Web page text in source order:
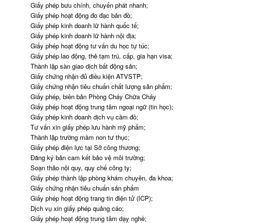
Giấy phép bưu chính, chuyển phát nhanh;
Giấy phép hoạt động đo đạc bản đồ;
Giấy phép kinh doanh lữ hành quốc tế;
Giấy phép kinh doanh lữ hành nội địa;
Giấy phép hoạt động tư vấn du học tự túc;
Giấy phép lao động, thẻ tạm trú, cấp, gia hạn visa;
Thành lập sàn giao dịch bất động sản;
Giấy chứng nhận đủ điều kiện ATVSTP;
Giấy chứng nhận tiêu chuẩn chất lượng sản phẩm;
Giấy phép, biên bản Phòng Cháy Chữa Cháy
Giấy phép hoạt động trung tâm ngoại ngữ (tin học);
Giấy phép kinh doanh dịch vụ cầm đồ;
Tư vấn xin giấy phép lưu hành mỹ phẩm;
Thành lập trường mầm non tư thục;
Giấy phép điện lực tại Sở công thương;
Đăng ký bản cam kết bảo vệ môi trường;
Soạn thảo nội quy, quy chế công ty;
Giấy phép thành lập phòng khám chuyên, đa khoa;
Giấy chứng nhận tiêu chuẩn sản phẩm
Giấy phép hoạt động trang tin điện tử (ICP);
Dịch vụ xin giấy phép quảng cáo;
Giấy phép hoạt động trung tâm dạy nghề;